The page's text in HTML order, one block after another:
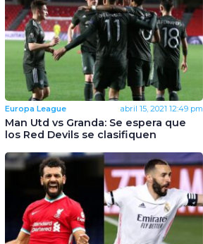
Europa League abril 15, 2021 12:49 pm
Man Utd vs Granda: Se espera que
los Red Devils se clasifiquen